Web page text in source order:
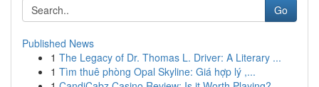
Go
Published News
1 The Legacy of Dr. Thomas L. Driver: A Literary ...
1 Tìm thuê phòng Opal Skyline: Giá hợp lý ,...